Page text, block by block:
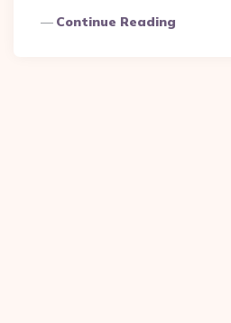
Continue Reading